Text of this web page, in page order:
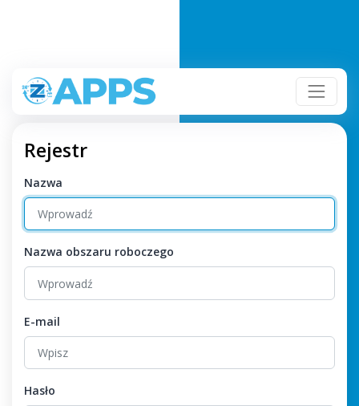
Rejestr
Nazwa
Nazwa obszaru roboczego
E-mail
Hasło